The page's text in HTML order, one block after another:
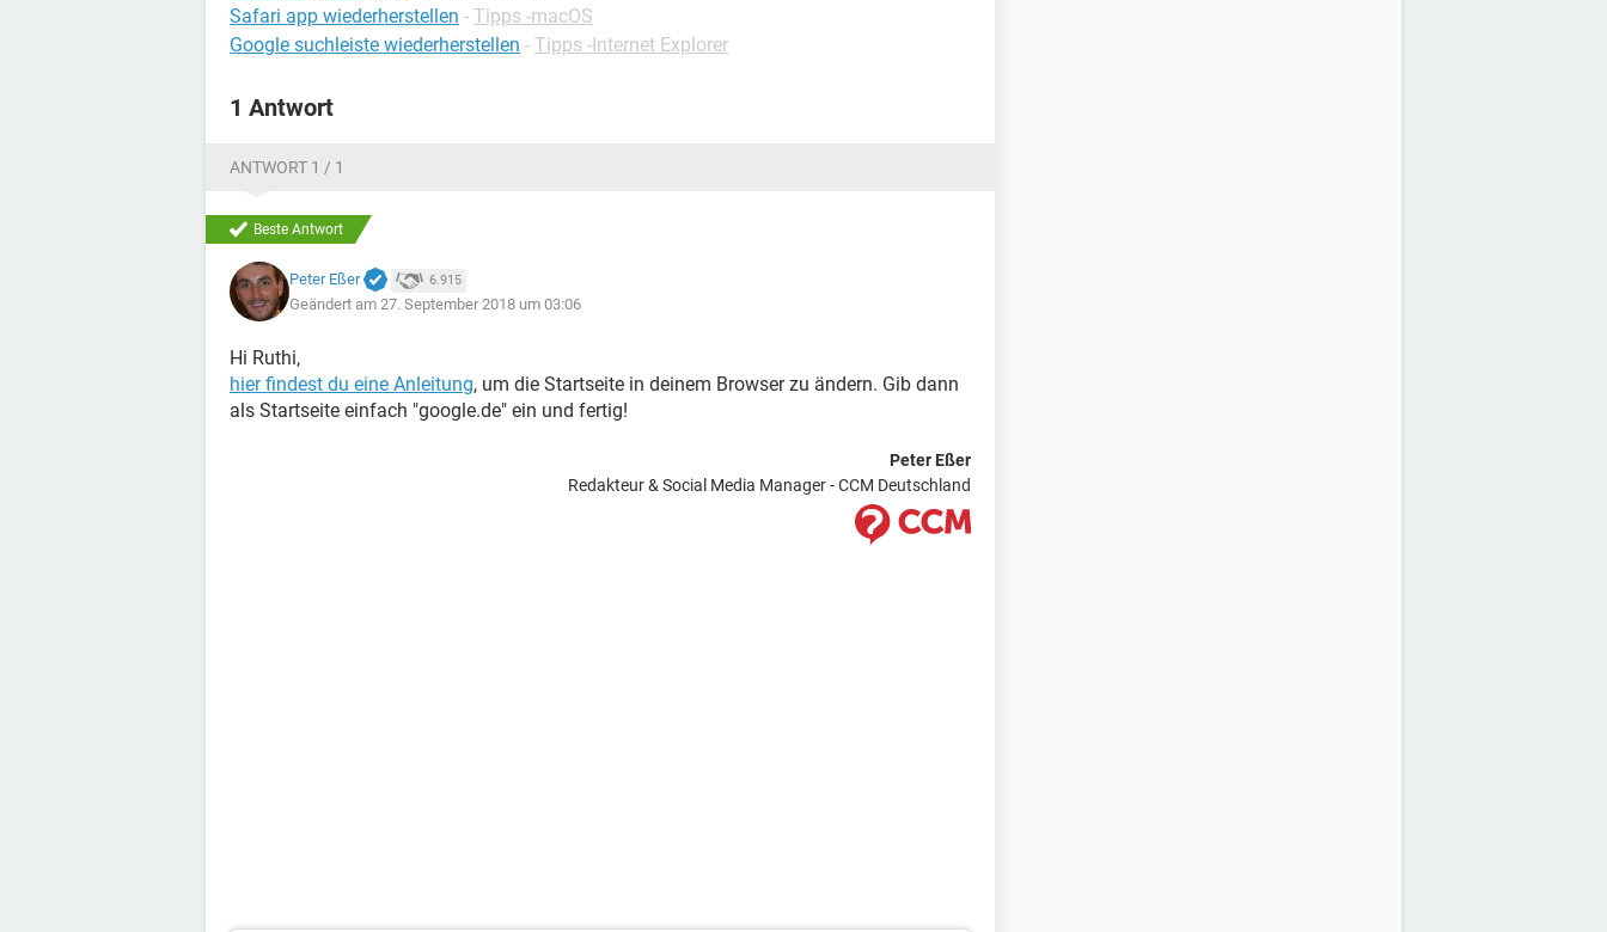
Safari app wiederherstellen - Tipps -macOS
Google suchleiste wiederherstellen - Tipps -Internet Explorer
1 Antwort
ANTWORT 1 / 1
Beste Antwort
Peter Eßer 6.915
Geändert am 27. September 2018 um 03:06
Hi Ruthi,
hier findest du eine Anleitung, um die Startseite in deinem Browser zu ändern. Gib dann
als Startseite einfach "google.de" ein und fertig!
Peter Eßer
Redakteur & Social Media Manager - CCM Deutschland